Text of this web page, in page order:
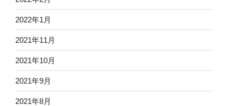
2022年1月
2021年11月
2021年10月
2021年9月
2021年8月